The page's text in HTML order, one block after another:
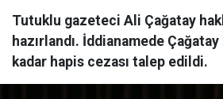
Tutuklu gazeteci Ali Çağatay
hazırlandı. İddianamede Çağatay
kadar hapis cezası talep edildi.